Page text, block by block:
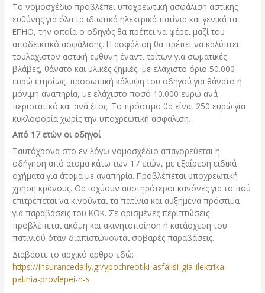
Το νομοσχέδιο προβλέπει υποχρεωτική ασφάλιση αστικής
ευθύνης για όλα τα ιδιωτικά ηλεκτρικά πατίνια και γενικά τα
ΕΠΗΟ, την οποία ο οδηγός θα πρέπει να φέρει μαζί του
αποδεικτικό ασφάλισης. Η ασφάλιση θα πρέπει να καλύπτει
τουλάχιστον αστική ευθύνη έναντι τρίτων για σωματικές
βλάβες, θάνατο και υλικές ζημιές, με ελάχιστο όριο 50.000
ευρώ ετησίως, προσωπική κάλυψη του οδηγού για θάνατο ή
μόνιμη αναπηρία, με ελάχιστο ποσό 10.000 ευρώ ανά
περιστατικό και ανά έτος. Το πρόστιμο θα είναι 250 ευρώ για
κυκλοφορία χωρίς την υποχρεωτική ασφάλιση.
Από 17 ετών οι οδηγοί
Ταυτόχρονα στο εν λόγω νομοσχέδιο απαγορεύεται η
οδήγηση από άτομα κάτω των 17 ετών, με εξαίρεση ειδικά
οχήματα για άτομα με αναπηρία. Προβλέπεται υποχρεωτική
χρήση κράνους. Θα ισχύουν αυστηρότεροι κανόνες για το πού
επιτρέπεται να κινούνται τα πατίνια και αυξημένα πρόστιμα
για παραβάσεις του ΚΟΚ. Σε ορισμένες περιπτώσεις
προβλέπεται ακόμη και ακινητοποίηση ή κατάσχεση του
πατινιού όταν διαπιστώνονται σοβαρές παραβάσεις.
Διαβάστε το αρχικό άρθρο εδώ:
https://insurancedaily.gr/ypochreotiki-asfalisi-gia-ilektrika-
patinia-provlepei-n-s